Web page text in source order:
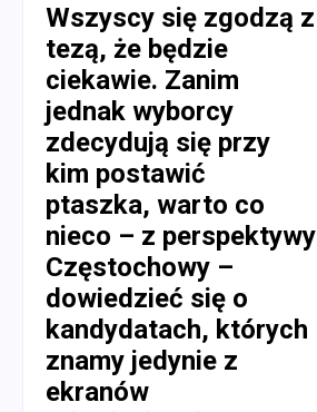
Wszyscy się zgodzą z
tezą, że będzie
ciekawie. Zanim
jednak wyborcy
zdecydują się przy
kim postawić
ptaszka, warto co
nieco – z perspektywy
Częstochowy –
dowiedzieć się o
kandydatach, których
znamy jedynie z
ekranów